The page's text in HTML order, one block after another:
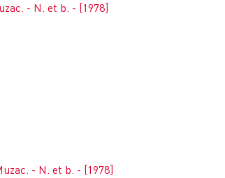
- N. et b. - [1978]
- N. et b. - [1978]